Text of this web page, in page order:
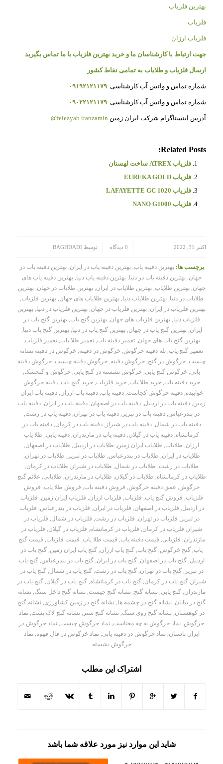
بهترین فلزیاب
فلزیاب
فلزیاب ارزان
جهت ارتباط با کارشناسان ما و خرید بهترین فلزیاب با ما تماس بگیرید
ارسال فلزیاب و طلایاب به تمامی نقاط کشور
شماره تماس و واتس آپ کارشناسی ۰۹۱۹۲۱۲۱۱۷۹
شماره تماس و واتس آپ کارشناسی ۰۹۰۲۲۱۲۱۱۷۹
آدرس اینستاگرام شرکت ایران زمین felezyab.iranzamin@
Related Posts:
فلزیاب ATREX ساخت لهستان
فلزیاب EUREKA GOLD
فلزیاب LAFAYETTE GC 1020
فلزیاب NANO G1000
اکتبر 31, 2022 0 دیدگاه توسط BAGHDADI
برچسب ها: بهترین دفینه یاب,بهترین دفینه یاب در ایران,بهترین دفینه یاب در
جهان,بهترین دفینه یاب در دنیا,بهترین دفینه یاب دنیا,بهترین دفینه یاب های
جهان,بهترین طلایاب,بهترین طلایاب در ایران,بهترین طلایاب در جهان,بهترین
طلایاب در دنیا,بهترین طلایاب دنیا,بهترین طلایاب های جهان,بهترین فلزیاب,
بهترین فلزیاب در ایران, بهترین فلزیاب در جهان, بهترین فلزیاب در دنیا, بهترین
فلزیاب دنیا,بهترین فلزیاب های جهان,بهترین گنج یاب,بهترین گنج یاب در
ایران,بهترین گنج یاب در جهان,بهترین گنج یاب در دنیا,بهترین گنج یاب دنیا,
بهترین گنج یاب های جهان,تعمیر دفینه یاب,تعمیر طلا یاب,تعمیر فلزیاب,
تعمیر گنج یاب, تله دفینه خرگوش, خرگوش در دفینه, خرگوش در دفینه نشانه
چیست, خرگوش در گنج, خرگوش دفینه, خرگوش دفینه چیست, خرگوش دفینه
یابی, خرگوش گنج یابی, خرگوش نشسته در گنج یابی, خرگوش و گنجشک,
خرید دفینه یاب,خرید طلا یاب,خرید فلزیاب,خرید گنج یاب,دفینه خرگوش
خوابیده,دفینه خرگوش کجاست,دفینه یاب,دفینه یاب ارزان,دفینه یاب ایران
زمین,دفینه یاب در اردبیل,دفینه یاب در اصفهان,دفینه یاب در ایران,دفینه یاب
در بندرعباس,دفینه یاب در تبریز ,دفینه یاب در تهران,دفینه یاب در رشت,
دفینه یاب در شمال,دفینه یاب در شیراز ,دفینه یاب در کرمان,دفینه یاب در
کرمانشاه, دفینه یاب در گیلان, دفینه یاب در مازندران, دفینه یابی, طلا یاب
ارزان, طلایاب, طلایاب ایران زمین, طلایاب در اردبیل, طلایاب در اصفهان,
طلایاب در ایران, طلایاب در بندرعباس, طلایاب در تبریز , طلایاب در تهران,
طلایاب در رشت, طلایاب در شمال, طلایاب در شیراز , طلایاب در کرمان,
طلایاب در کرمانشاه, طلایاب در گیلان, طلایاب در مازندران, طلایابی, علائم گنج
خرگوش, عمق دفینه خرگوش, فروش دفینه یاب, فروش طلا یاب, فروش
فلزیاب, فروش گنج یاب, فلزیاب, فلزیاب ارزان, فلزیاب ایران زمین, فلزیاب
در اردبیل, فلزیاب در اصفهان, فلزیاب در ایران, فلزیاب در بندرعباس, فلزیاب
در تبریز , فلزیاب در تهران, فلزیاب در رشت, فلزیاب در شمال, فلزیاب در
شیراز , فلزیاب در کرمان, فلزیاب در کرمانشاه, فلزیاب در گیلان, فلزیاب در
مازندران, فلزیابی, قیمت دفینه یاب, قیمت طلا یاب, قیمت فلزیاب, قیمت گنج
یاب, گنج خرگوش, گنج یاب, گنج یاب ارزان, گنج یاب ایران زمین, گنج یاب در
اردبیل,گنج یاب در اصفهان,گنج یاب در ایران,گنج یاب در بندرعباس,گنج یاب
در تبریز ,گنج یاب در تهران,گنج یاب در رشت,گنج یاب در شمال,گنج یاب در
شیراز , گنج یاب در کرمان, گنج یاب در کرمانشاه, گنج یاب در گیلان, گنج یاب در
مازندران,گنج یابی,نشانه گنج,نشانه گنج چیست,نشانه گنج داخل سنگ,نشانه
گنج در بیابان, نشانه گنج در چشمه ها, نشانه گنج در زمین کشاورزی, نشانه گنج
در کوهستان,نشانه گنج روی سنگ,نشانه گنج شتر ,نشانه گنج لاک پشت,نماد
خرگوش, نماد خرگوش به چه معناست, نماد خرگوش چیست, نماد خرگوش در
ایران باستان,نماد خرگوش در دفینه یابی,نماد خرگوش در فال قهوه,نماد
خرگوش نشسته
اشتراک این مطلب
شاید این موارد نیز مورد علاقه شما باشد